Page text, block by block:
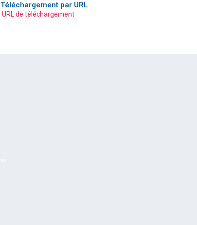
Téléchargement par URL
URL de téléchargement